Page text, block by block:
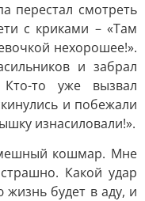
перестал смотреть
с криками – «Там
нехорошее!».
и забрал
Кто-то уже вызвал
и побежали
изнасиловали!».
кошмар. Мне
Какой удар
жизнь будет в аду, и